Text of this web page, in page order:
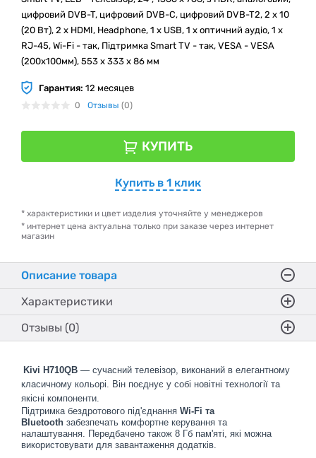
цифровий DVB-T, цифровий DVB-C, цифровий DVB-T2, 2 х 10
(20 Вт), 2 x HDMI, Headphone, 1 x USB, 1 x оптичний аудіо, 1 x
RJ-45, Wi-Fi - так, Підтримка Smart TV - так, VESA - VESA
(200х100мм), 553 x 333 x 86 мм
Гарантия: 12 месяцев
0 Отзывы (0)
КУПИТЬ
Купить в 1 клик
* характеристики и цвет изделия уточняйте у менеджеров
* интернет цена актуальна только при заказе через интернет
магазин
Описание товара
Характеристики
Отзывы (0)
Kivi H710QB — сучасний телевізор, виконаний в елегантному
класичному кольорі. Він поєднує у собі новітні технології та
якісні компоненти.
Підтримка бездротового під'єднання Wi-Fi та
Bluetooth забезпечать комфортне керування та
налаштування. Передбачено також 8 Гб пам'яті, які можна
використовувати для завантаження додатків.